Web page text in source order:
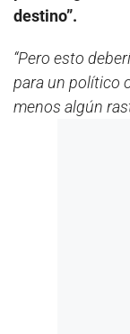
destino”.
“Pero esto
para un político
menos algún